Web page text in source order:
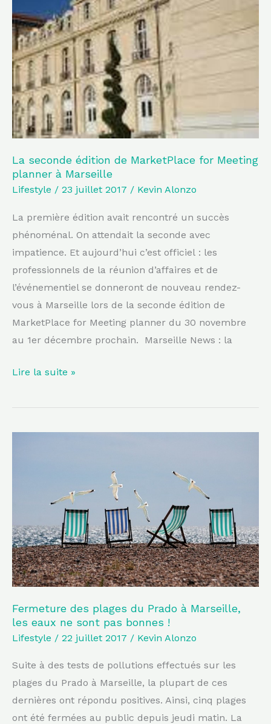
La seconde édition de MarketPlace for Meeting
planner à Marseille
Lifestyle / 23 juillet 2017 / Kevin Alonzo
La première édition avait rencontré un succès
phénoménal. On attendait la seconde avec
impatience. Et aujourd’hui c’est officiel : les
professionnels de la réunion d’affaires et de
l’événementiel se donneront de nouveau rendez-
vous à Marseille lors de la seconde édition de
MarketPlace for Meeting planner du 30 novembre
au 1er décembre prochain. Marseille News : la
MarketPlace
for
Meeting
planner
à
Marseille
Lire la suite »
Fermeture des plages du Prado à Marseille,
les eaux ne sont pas bonnes !
Lifestyle / 22 juillet 2017 / Kevin Alonzo
Suite à des tests de pollutions effectués sur les
plages du Prado à Marseille, la plupart de ces
dernières ont répondu positives. Ainsi, cinq plages
ont été fermées au public depuis jeudi matin. La
à
Marseille,
les
eaux
sont
pas
!